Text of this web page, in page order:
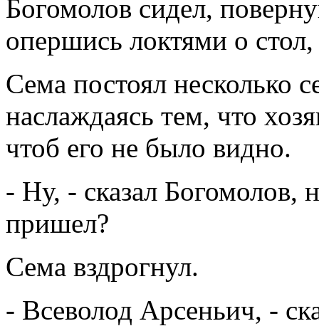
Богомолов сидел,
опершись локтями о
Сема постоял несколько
наслаждаясь тем, что
чтоб его не было видно.
- Ну, - сказал Богомолов,
пришел?
Сема вздрогнул.
- Всеволод Арсеньич, -